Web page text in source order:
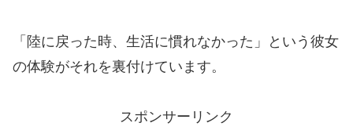
「陸に戻った時、生活に慣れなかった」という彼女
の体験がそれを裏付けています。
スポンサーリンク